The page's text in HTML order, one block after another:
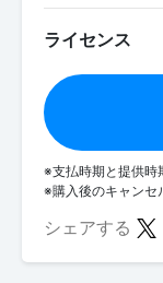
ライセンス
※支払時期と提供時
※購入後のキャンセ
シェアする